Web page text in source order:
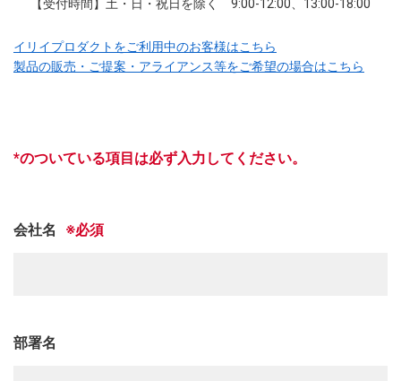
【受付時間】土・日・祝日を除く 9:00-12:00、13:00-18:00
イリイプロダクトをご利用中のお客様はこちら
製品の販売・ご提案・アライアンス等をご希望の場合はこちら
会社名
部署名